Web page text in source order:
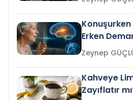
Konuşurken
Erken
mi?
Zeynep
Kahveye
Zayıflatır